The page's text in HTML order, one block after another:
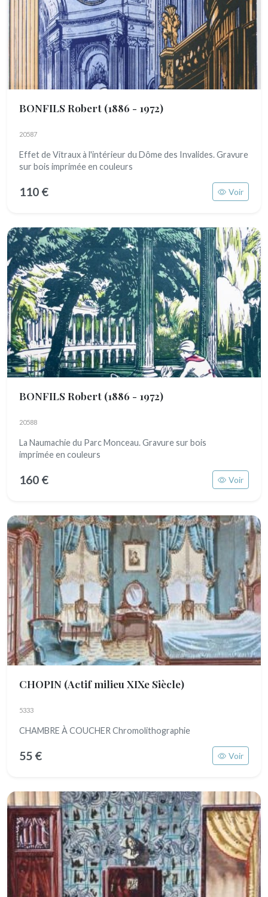
BONFILS Robert (1886 - 1972)
20587
Effet de Vitraux à l'intérieur du Dôme des Invalides. Gravure
sur bois imprimée en couleurs
110 € Voir
BONFILS Robert (1886 - 1972)
20588
La Naumachie du Parc Monceau. Gravure sur bois
imprimée en couleurs
160 € Voir
CHOPIN (Actif milieu XIXe Siècle)
5333
CHAMBRE À COUCHER Chromolithographie
55 € Voir